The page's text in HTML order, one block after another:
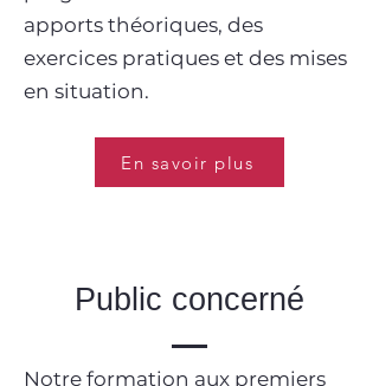
apports théoriques, des
exercices pratiques et des mises
en situation.
En savoir plus
Public concerné
Notre formation aux premiers